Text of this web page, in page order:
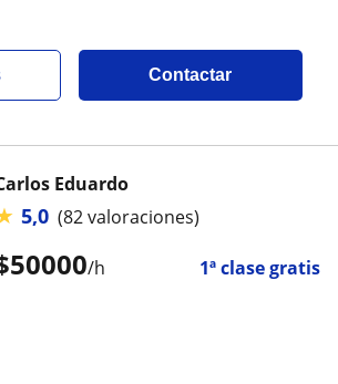
Contactar
50000/h 1ª clase gratis
Eduardo
5,0 (82 valoraciones)